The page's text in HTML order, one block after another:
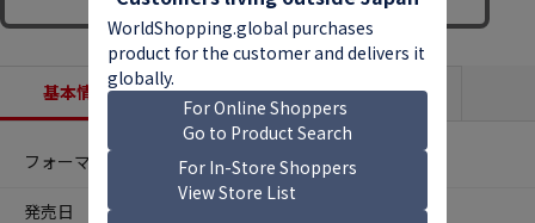
基本情報 収録内容 商品説明
フォーマット CDシングル
発売日